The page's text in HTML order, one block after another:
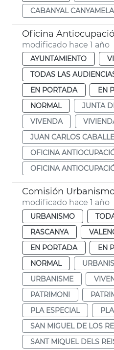
CABANYAL
modificado hace 1 año
AYUNTAMIENTO
TODAS LAS
EN PORTADA
EN
NORMAL
JUNTA
VIVENDA
JUAN CARLOS
OFICINA
OFICINA
modificado hace 1 año
URBANISMO
RASCANYA
EN PORTADA
EN
NORMAL
URBANISME
PATRIMONI
PLA ESPECIAL
SAN MIGUEL DE LOS
SANT MIQUEL DELS